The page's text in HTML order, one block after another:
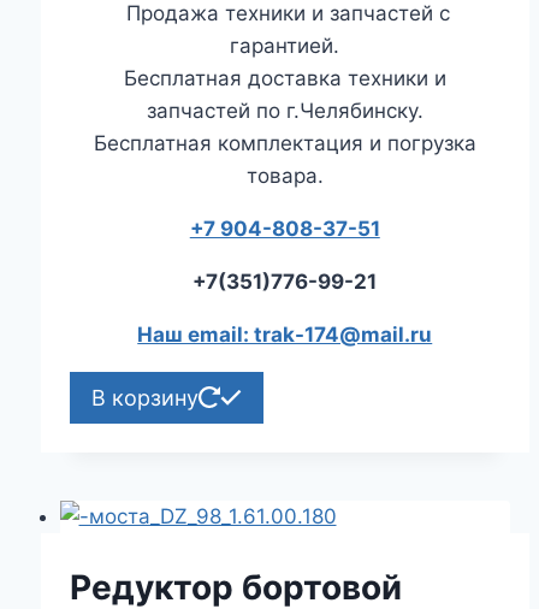
Продажа техники и запчастей с
гарантией.
Бесплатная доставка техники и
запчастей по г.Челябинску.
Бесплатная комплектация и погрузка
товара.
+7 904-808-37-51
+7(351)776-99-21
Наш email: trak-174@mail.ru
В корзину
Редуктор бортовой